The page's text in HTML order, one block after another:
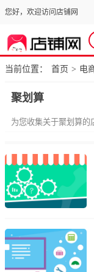
您好，欢迎访问店铺网
当前位置： 首页 > 电
聚划算
为您收集关于聚划算的